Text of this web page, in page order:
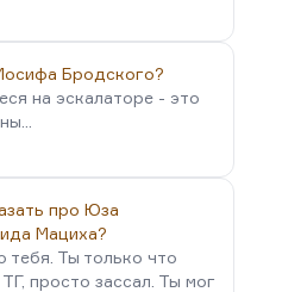
Бродского?
на эскалаторе - это
про Юза
Мациха?
тебя. Ты только что
просто зассал. Ты мог